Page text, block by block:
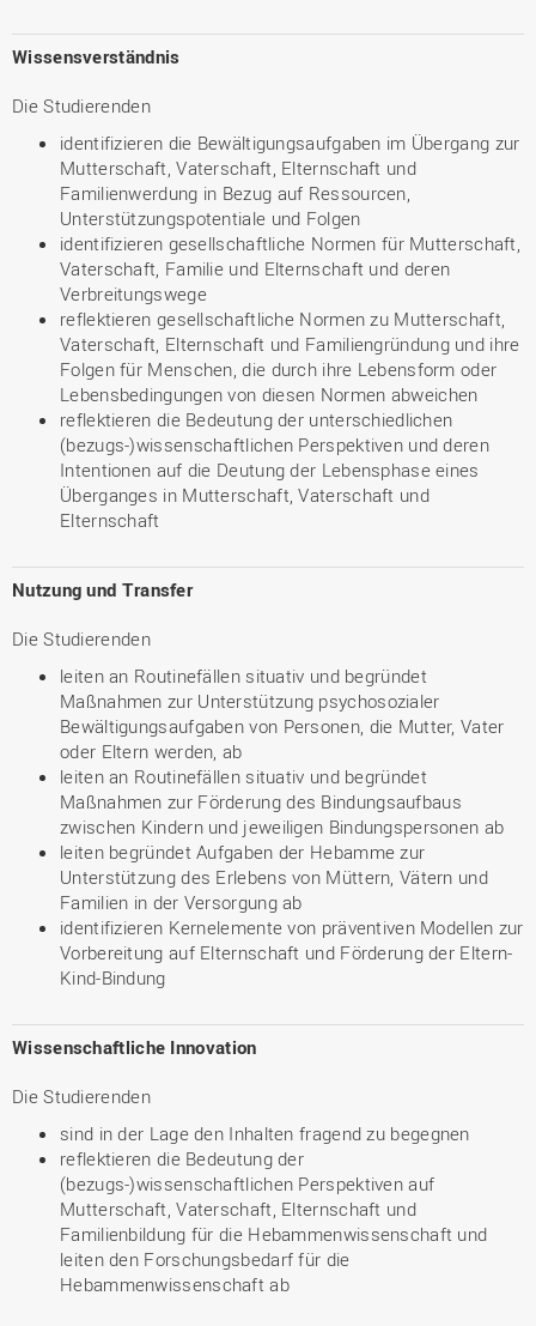
Wissensverständnis
Die Studierenden
identifizieren die Bewältigungsaufgaben im Übergang zur
Mutterschaft, Vaterschaft, Elternschaft und
Familienwerdung in Bezug auf Ressourcen,
Unterstützungspotentiale und Folgen
identifizieren gesellschaftliche Normen für Mutterschaft,
Vaterschaft, Familie und Elternschaft und deren
Verbreitungswege
reflektieren gesellschaftliche Normen zu Mutterschaft,
Vaterschaft, Elternschaft und Familiengründung und ihre
Folgen für Menschen, die durch ihre Lebensform oder
Lebensbedingungen von diesen Normen abweichen
reflektieren die Bedeutung der unterschiedlichen
(bezugs-)wissenschaftlichen Perspektiven und deren
Intentionen auf die Deutung der Lebensphase eines
Überganges in Mutterschaft, Vaterschaft und
Elternschaft
Nutzung und Transfer
Die Studierenden
leiten an Routinefällen situativ und begründet
Maßnahmen zur Unterstützung psychosozialer
Bewältigungsaufgaben von Personen, die Mutter, Vater
oder Eltern werden, ab
leiten an Routinefällen situativ und begründet
Maßnahmen zur Förderung des Bindungsaufbaus
zwischen Kindern und jeweiligen Bindungspersonen ab
leiten begründet Aufgaben der Hebamme zur
Unterstützung des Erlebens von Müttern, Vätern und
Familien in der Versorgung ab
identifizieren Kernelemente von präventiven Modellen zur
Vorbereitung auf Elternschaft und Förderung der Eltern-
Kind-Bindung
Wissenschaftliche Innovation
Die Studierenden
sind in der Lage den Inhalten fragend zu begegnen
reflektieren die Bedeutung der
(bezugs-)wissenschaftlichen Perspektiven auf
Mutterschaft, Vaterschaft, Elternschaft und
Familienbildung für die Hebammenwissenschaft und
leiten den Forschungsbedarf für die
Hebammenwissenschaft ab